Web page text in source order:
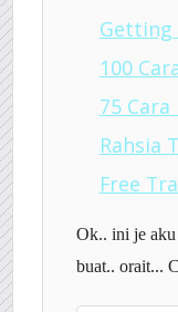
Getting
100
75
Rahsia
Free
Ok.. ini je aku
buat.. orait...